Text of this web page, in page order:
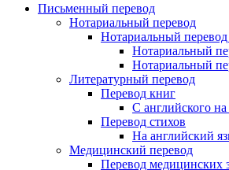
Письменный перевод
Нотариальный перевод
Нотариальный
Нотариальный
Нотариальный
Литературный перевод
Перевод книг
С английского
Перевод стихов
На английский
Медицинский перевод
Перевод медицинских